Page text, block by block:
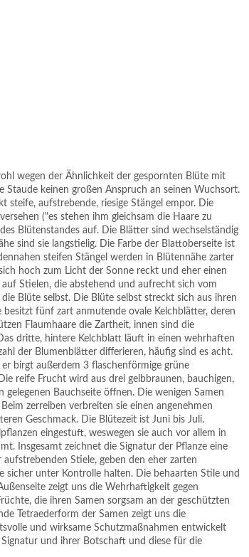
wegen der Ähnlichkeit der gespornten Blüte mit
Staude keinen großen Anspruch an seinen Wuchsort.
aufstrebende, riesige Stängel empor. Die
("es stehen ihm gleichsam die Haare zu
Blütenstandes auf. Die Blätter sind wechselständig
sind sie langstielig. Die Farbe der Blattoberseite ist
steifen Stängel werden in Blütennähe zarter
hoch zum Licht der Sonne reckt und eher einen
Stielen, die abstehend und aufrecht sich vom
Blüte selbst. Die Blüte selbst streckt sich aus ihren
fünf zart anmutende ovale Kelchblätter, deren
Flaumhaare die Zartheit, innen sind die
dritte, hintere Kelchblatt läuft in einen wehrhaften
der Blumenblätter differieren, häufig sind es acht.
birgt außerdem 3 flaschenförmige grüne
reife Frucht wird aus drei gelbbraunen, bauchigen,
Bauchseite öffnen. Die wenigen Samen
zerreiben verbreiten sie einen angenehmen
Geschmack. Die Blütezeit ist Juni bis Juli.
eingestuft, weswegen sie auch vor allem in
Insgesamt zeichnet die Signatur der Pflanze eine
Stiele, geben den eher zarten
sicher unter Kontrolle halten. Die behaarten Stile und
zeigt uns die Wehrhaftigkeit gegen
die ihren Samen sorgsam an der geschützten
Tetraederform der Samen zeigt uns die
und wirksame Schutzmaßnahmen entwickelt
und ihrer Botschaft und diese für die